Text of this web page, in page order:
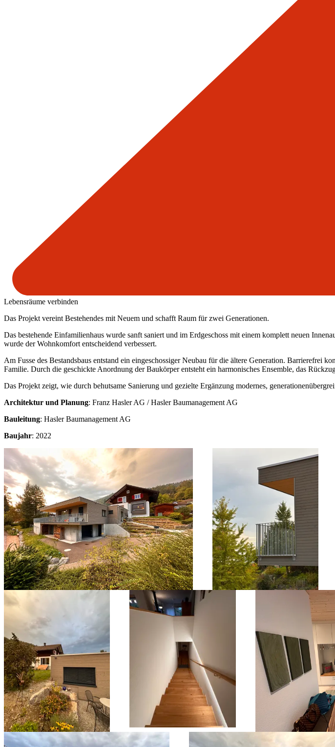
Lebensräume verbinden
Das Projekt vereint Bestehendes mit Neuem und schafft Raum für zwei Generationen.
Das bestehende Einfamilienhaus wurde sanft saniert und im Erdgeschoss mit einem komplett neuen
wurde der Wohnkomfort entscheidend verbessert.
Am Fusse des Bestandsbaus entstand ein eingeschossiger Neubau für die ältere Generation.
Familie. Durch die geschickte Anordnung der Baukörper entsteht ein harmonisches Ensemble, das
Das Projekt zeigt, wie durch behutsame Sanierung und gezielte Ergänzung modernes,
Architektur und Planung: Franz Hasler AG / Hasler Baumanagement AG
Bauleitung: Hasler Baumanagement AG
Baujahr: 2022